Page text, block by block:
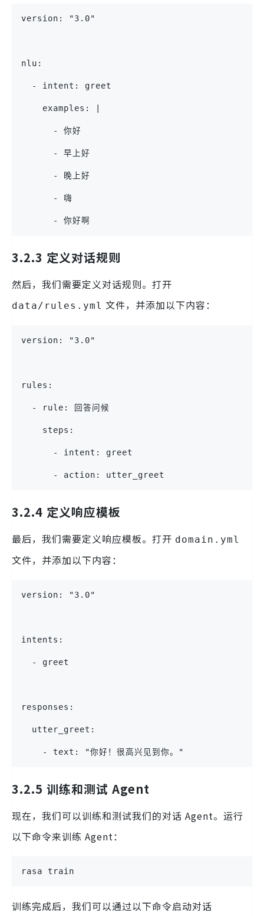
version: "3.0"
nlu:
  - intent: greet
    examples: |
      - 你好
      - 早上好
      - 晚上好
      - 嗨
      - 你好啊
3.2.3 定义对话规则
然后，我们需要定义对话规则。打开
data/rules.yml 文件，并添加以下内容：
version: "3.0"
rules:
  - rule: 回答问候
    steps:
      - intent: greet
      - action: utter_greet
3.2.4 定义响应模板
最后，我们需要定义响应模板。打开 domain.yml
文件，并添加以下内容：
version: "3.0"
intents:
  - greet
responses:
  utter_greet:
    - text: "你好！很高兴见到你。"
3.2.5 训练和测试 Agent
现在，我们可以训练和测试我们的对话 Agent。运行
以下命令来训练 Agent：
rasa train
训练完成后，我们可以通过以下命令启动对话